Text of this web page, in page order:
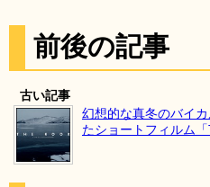
前後の記事
古い記事
幻想的な真冬のバイ
たショートフィルム「